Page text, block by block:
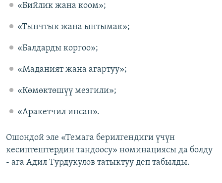
«Бийлик жана коом»;
«Тынчтык жана ынтымак»;
«Балдарды коргоо»;
«Маданият жана агартуу»;
«Көмөктөшүү мезгили»;
«Аракетчил инсан».
Ошондой эле «Темага берилгендиги үчүн
кесиптештердин тандоосу» номинациясы да болду
- ага Адил Турдукулов татыктуу деп табылды.